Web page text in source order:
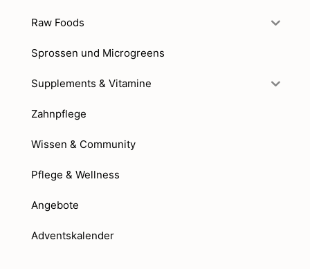
Raw Foods
Sprossen und Microgreens
Supplements & Vitamine
Zahnpflege
Wissen & Community
Pflege & Wellness
Angebote
Adventskalender